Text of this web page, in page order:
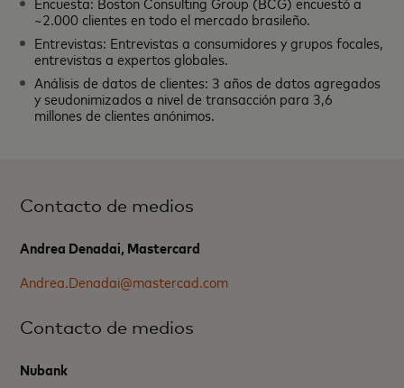
~2.000 clientes en todo el mercado brasileño.
Entrevistas: Entrevistas a consumidores y grupos focales,
entrevistas a expertos globales.
Análisis de datos de clientes: 3 años de datos agregados
y seudonimizados a nivel de transacción para 3,6
millones de clientes anónimos.
Contacto de medios
Andrea Denadai, Mastercard
Andrea.Denadai@mastercad.com
Contacto de medios
Nubank